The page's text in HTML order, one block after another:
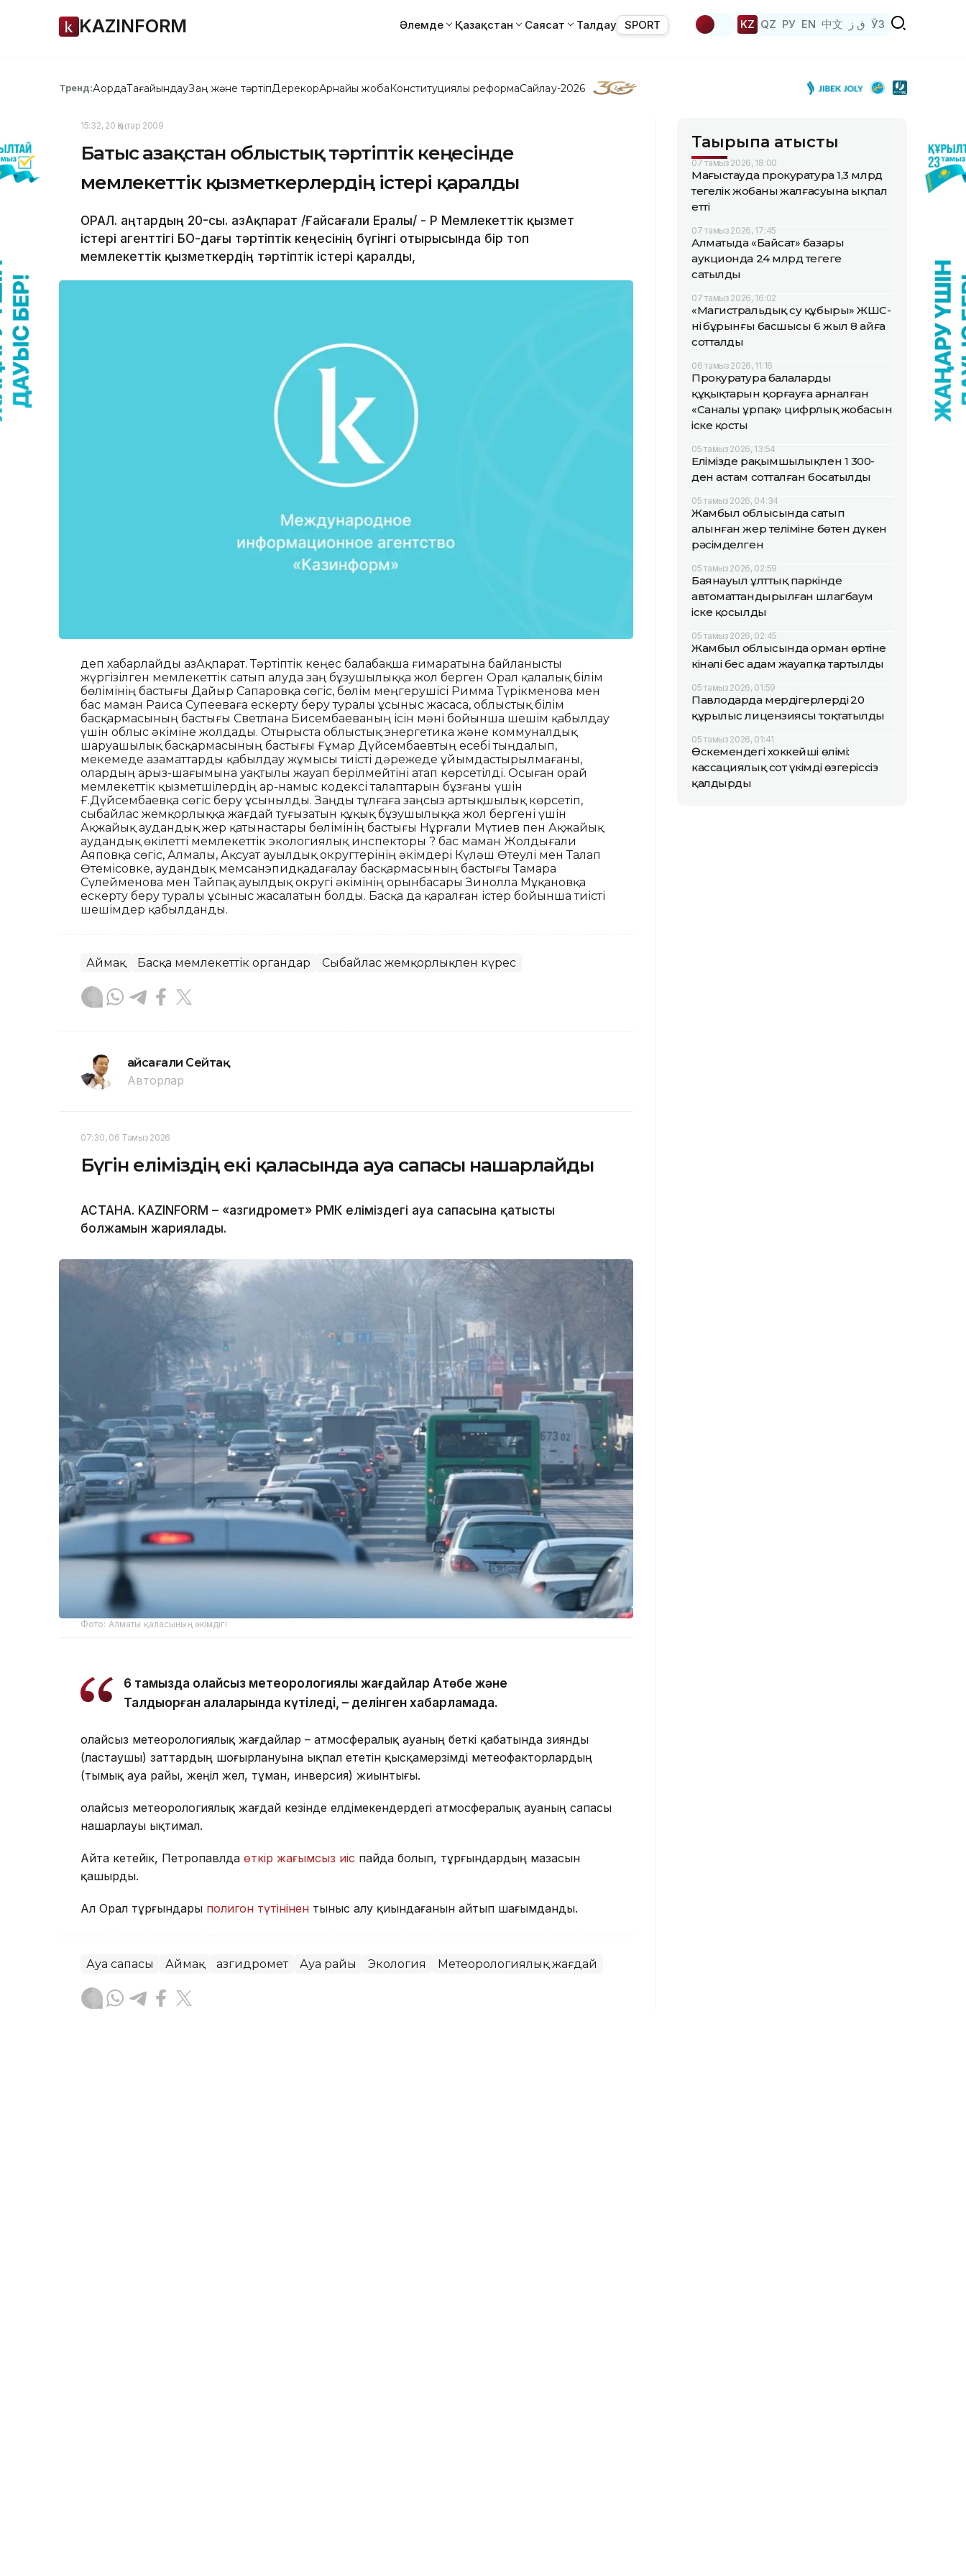
KAZINFORM Әлемде Қазақстан Саясат Талдау SPORT KZ QZ РУ EN 中文 ق ز ЎЗ
Тренд:АқордаТағайындауЗаң және тәртіпДерекқорАрнайы жобаКонституциялық реформаСайлау-2026
15:32, 20 Қаңтар 2009
Батыс Қазақстан облыстық тәртіптік кеңесінде
мемлекеттік қызметкерлердің істері қаралды
ОРАЛ. Қаңтардың 20-сы. ҚазАқпарат /Ғайсағали Ералы/ - ҚР Мемлекеттік қызмет
істері агенттігі БҚО-дағы тәртіптік кеңесінің бүгінгі отырысында бір топ
мемлекеттік қызметкердің тәртіптік істері қаралды,
деп хабарлайды ҚазАқпарат. Тәртіптік кеңес балабақша ғимаратына байланысты
жүргізілген мемлекеттік сатып алуда заң бұзушылыққа жол берген Орал қалалық білім
бөлімінің бастығы Дайыр Сапаровқа сөгіс, бөлім меңгерушісі Римма Түрікменова мен
бас маман Раиса Супееваға ескерту беру туралы ұсыныс жасаса, облыстық білім
басқармасының бастығы Светлана Бисембаеваның ісін мәні бойынша шешім қабылдау
үшін облыс әкіміне жолдады. Отырыста облыстық энергетика және коммуналдық
шаруашылық басқармасының бастығы Ғұмар Дүйсембаевтың есебі тыңдалып,
мекемеде азаматтарды қабылдау жұмысы тиісті дәрежеде ұйымдастырылмағаны,
олардың арыз-шағымына уақтылы жауап берілмейтіні атап көрсетілді. Осыған орай
мемлекеттік қызметшілердің ар-намыс кодексі талаптарын бұзғаны үшін
Ғ.Дүйсембаевқа сөгіс беру ұсынылды. Заңды тұлғаға заңсыз артықшылық көрсетіп,
сыбайлас жемқорлыққа жағдай туғызатын құқық бұзушылыққа жол бергені үшін
Ақжайық аудандық жер қатынастары бөлімінің бастығы Нұрғали Мүтиев пен Ақжайық
аудандық өкілетті мемлекеттік экологиялық инспекторы ? бас маман Жолдығали
Аяповқа сөгіс, Алмалы, Ақсуат ауылдық округтерінің әкімдері Күләш Өтеулі мен Талап
Өтемісовке, аудандық мемсанэпидқадағалау басқармасының бастығы Тамара
Сүлейменова мен Тайпақ ауылдық округі әкімінің орынбасары Зинолла Мұқановқа
ескерту беру туралы ұсыныс жасалатын болды. Басқа да қаралған істер бойынша тиісті
шешімдер қабылданды.
Аймақ Басқа мемлекеттік органдар Сыбайлас жемқорлықпен күрес
Ғайсағали Сейтақ
Авторлар
07:30, 06 Тамыз 2026
Бүгін еліміздің екі қаласында ауа сапасы нашарлайды
АСТАНА. KAZINFORM – «Қазгидромет» РМК еліміздегі ауа сапасына қатысты
болжамын жариялады.
Фото: Алматы қаласының әкімдігі
6 тамызда қолайсыз метеорологиялық жағдайлар Ақтөбе және
Талдықорған қалаларында күтіледі, – делінген хабарламада.
Қолайсыз метеорологиялық жағдайлар – атмосфералық ауаның беткі қабатында зиянды
(ластаушы) заттардың шоғырлануына ықпал ететін қысқамерзімді метеофакторлардың
(тымық ауа райы, жеңіл жел, тұман, инверсия) жиынтығы.
Қолайсыз метеорологиялық жағдай кезінде елдімекендердегі атмосфералық ауаның сапасы
нашарлауы ықтимал.
Айта кетейік, Петропавлда өткір жағымсыз иіс пайда болып, тұрғындардың мазасын
қашырды.
Ал Орал тұрғындары полигон түтінінен тыныс алу қиындағанын айтып шағымданды.
Ауа сапасы Аймақ Қазгидромет Ауа райы Экология Метеорологиялық жағдай
Тақырыпқа қатысты
07 тамыз 2026, 18:00
Маңғыстауда прокуратура 1,3 млрд
теңгелік жобаның жалғасуына ықпал
етті
07 тамыз 2026, 17:45
Алматыда «Байсат» базары
аукционда 24 млрд теңгеге
сатылды
07 тамыз 2026, 16:02
«Магистральдық су құбыры» ЖШС-
нің бұрынғы басшысы 6 жыл 8 айға
сотталды
06 тамыз 2026, 11:16
Прокуратура балалардың
құқықтарын қорғауға арналған
«Саналы ұрпақ» цифрлық жобасын
іске қосты
05 тамыз 2026, 13:54
Елімізде рақымшылықпен 1 300-
ден астам сотталған босатылды
05 тамыз 2026, 04:34
Жамбыл облысында сатып
алынған жер теліміне бөтен дүкен
рәсімделген
05 тамыз 2026, 02:59
Баянауыл ұлттық паркінде
автоматтандырылған шлагбаум
іске қосылды
05 тамыз 2026, 02:45
Жамбыл облысында орман өртіне
кінәлі бес адам жауапқа тартылды
05 тамыз 2026, 01:59
Павлодарда мердігерлердің 20
құрылыс лицензиясы тоқтатылды
05 тамыз 2026, 01:41
Өскемендегі хоккейші өлімі:
кассациялық сот үкімді өзгеріссіз
қалдырды